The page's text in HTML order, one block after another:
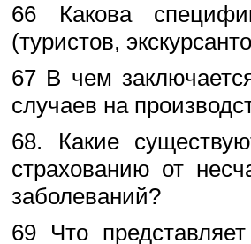
66 Какова
(туристов,
67 В чем
случаев на
68. Какие
страхованию от
заболеваний?
69 Что